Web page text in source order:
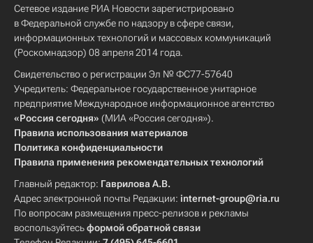
Сетевое издание РИА Новости зарегистрировано
в Федеральной службе по надзору в сфере связи,
информационных технологий и массовых коммуникаций
(Роскомнадзор) 08 апреля 2014 года.
Свидетельство о регистрации Эл № ФС77-57640
Учредитель: Федеральное государственное унитарное
предприятие Международное информационное агентство
«Россия сегодня» (МИА «Россия сегодня»).
Правила использования материалов
Политика конфиденциальности
Правила применения рекомендательных технологий
Главный редактор: Гаврилова А.В.
Адрес электронной почты Редакции: internet-group@ria.ru
По вопросам размещения пресс-релизов и рекламы
воспользуйтесьформой обратной связи